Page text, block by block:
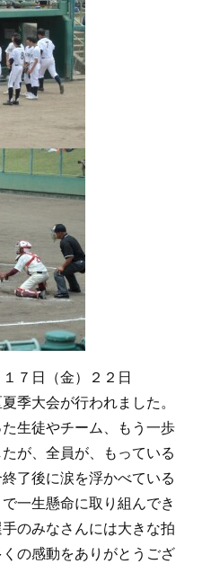
７日（金）２２日
季大会が行われました。
生徒やチーム、もう一歩
が、全員が、もっている
了後に涙を浮かべている
一生懸命に取り組んでき
のみなさんには大きな拍
の感動をありがとうござ